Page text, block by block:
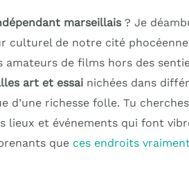
marseillais? Je
de notre cité
amateurs de films hors des
art et essainichées dans
d’une richesse folle. Tu
lieux et événements qui font
que ces endroits